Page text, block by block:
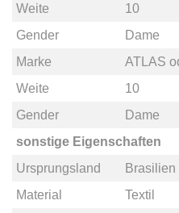
Weite
10
Gender
Dame
Marke
ATLAS
Weite
10
Gender
Dame
sonstige Eigenschaften
Ursprungsland
Brasilien
Material
Textil